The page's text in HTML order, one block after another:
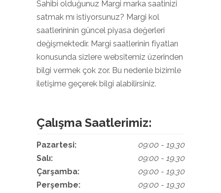
Sahibi olduğunuz Margi marka saatinizi
satmak mı istiyorsunuz? Margi kol
saatlerininin güncel piyasa değerleri
değişmektedir. Margi saatlerinin fiyatları
konusunda sizlere websitemiz üzerinden
bilgi vermek çok zor. Bu nedenle bizimle
iletişime geçerek bilgi alabilirsiniz.
Çalışma Saatlerimiz:
Pazartesi:
Salı:
Çarşamba:
Perşembe:
09:00 - 19.30
09:00 - 19.30
09:00 - 19.30
09:00 - 19.30